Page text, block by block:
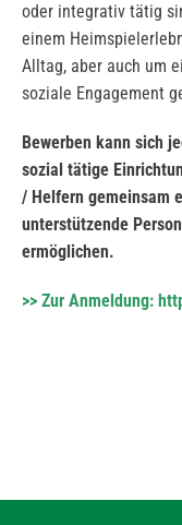
oder integrativ tätig
einem
Alltag, aber auch um
soziale Engagement
Bewerben kann sich
sozial tätige
/ Helfern gemeinsam
unterstützende
ermöglichen.
>> Zur Anmeldung: